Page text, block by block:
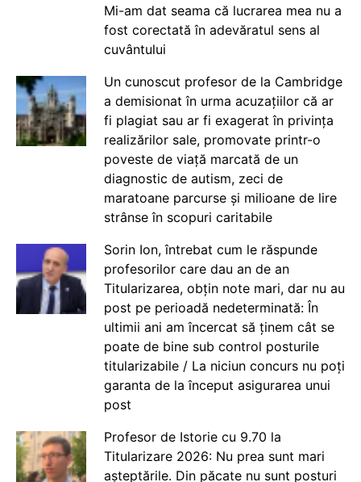
Mi-am dat seama că lucrarea mea nu a
fost corectată în adevăratul sens al
cuvântului
Un cunoscut profesor de la Cambridge
a demisionat în urma acuzațiilor că ar
fi plagiat sau ar fi exagerat în privința
realizărilor sale, promovate printr-o
poveste de viață marcată de un
diagnostic de autism, zeci de
maratoane parcurse și milioane de lire
strânse în scopuri caritabile
Sorin Ion, întrebat cum le răspunde
profesorilor care dau an de an
Titularizarea, obțin note mari, dar nu au
post pe perioadă nedeterminată: În
ultimii ani am încercat să ținem cât se
poate de bine sub control posturile
titularizabile / La niciun concurs nu poți
garanta de la început asigurarea unui
post
Profesor de Istorie cu 9.70 la
Titularizare 2026: Nu prea sunt mari
așteptările. Din păcate nu sunt posturi